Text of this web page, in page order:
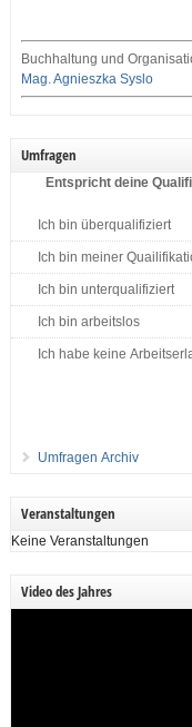
Buchhaltung und
Mag. Agnieszka Syslo
Umfragen
Entspricht deine
Ich bin überqualifiziert
Ich bin meiner
Ich bin unterqualifiziert
Ich bin arbeitslos
Ich habe keine
Umfragen Archiv
Veranstaltungen
Keine Veranstaltungen
Video des Jahres